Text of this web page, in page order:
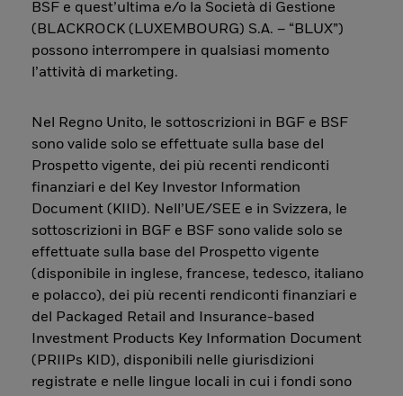
BSF e quest’ultima e/o la Società di Gestione
(BLACKROCK (LUXEMBOURG) S.A. – “BLUX”)
possono interrompere in qualsiasi momento
l’attività di marketing.
Nel Regno Unito, le sottoscrizioni in BGF e BSF
sono valide solo se effettuate sulla base del
Prospetto vigente, dei più recenti rendiconti
finanziari e del Key Investor Information
Document (KIID). Nell’UE/SEE e in Svizzera, le
sottoscrizioni in BGF e BSF sono valide solo se
effettuate sulla base del Prospetto vigente
(disponibile in inglese, francese, tedesco, italiano
e polacco), dei più recenti rendiconti finanziari e
del Packaged Retail and Insurance-based
Investment Products Key Information Document
(PRIIPs KID), disponibili nelle giurisdizioni
registrate e nelle lingue locali in cui i fondi sono